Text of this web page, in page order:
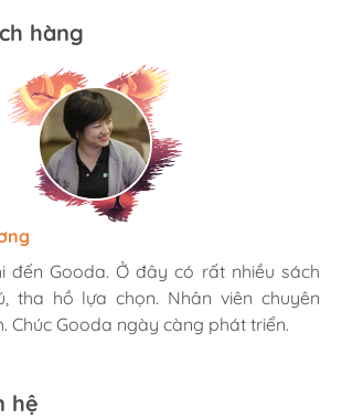
hàng
đến Gooda. Ở đây có rất nhiều sách
tha hồ lựa chọn. Nhân viên chuyên
Chúc Gooda ngày càng phát triển.
đến Gooda. Ở đây có rất nhiều sách
tha hồ lựa chọn. Nhân viên chuyên
Chúc Gooda ngày càng phát triển.
đến Gooda. Ở đây có rất nhiều sách
tha hồ lựa chọn. Nhân viên chuyên
Chúc Gooda ngày càng phát triển.
hệ